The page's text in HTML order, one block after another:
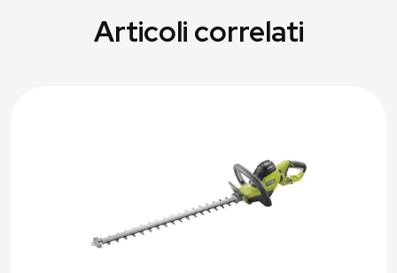
Articoli correlati